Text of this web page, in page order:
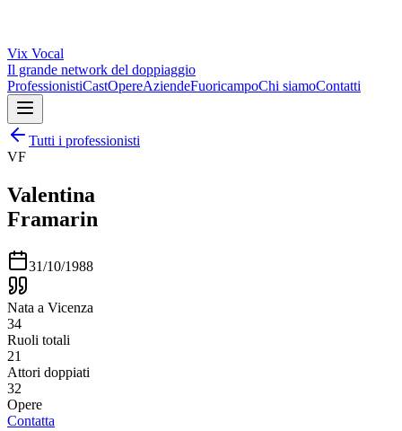
Vix Vocal
Il grande network del doppiaggio
ProfessionistiCastOpereAziendeFuoricampoChi siamoContatti
Tutti i professionisti
VF
Valentina
Framarin
31/10/1988
Nata a Vicenza
34
Ruoli totali
21
Attori doppiati
32
Opere
Contatta